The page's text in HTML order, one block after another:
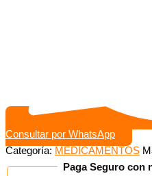
Consultar por WhatsApp
Categoría: MEDICAMENTOS
Paga Seguro con